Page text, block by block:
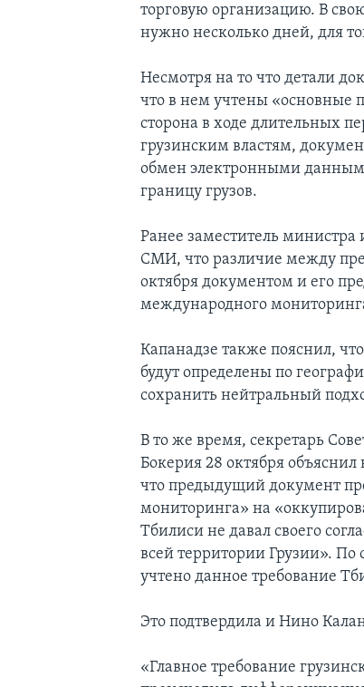
торговую организацию. В
нужно несколько дней, для
Несмотря на то что детали
что в нем учтены «основные
сторона в ходе длительных
грузинским властям,
обмен электронными
границу грузов.
Ранее заместитель министра
СМИ, что различие между
октября документом и его
международного
Капанадзе также пояснил,
будут определены по
сохранить нейтральный
В то же время, секретарь
Бокерия 28 октября
что предыдущий документ
мониторинга» на
Тбилиси не давал своего
всей территории Грузии».
учтено данное требование
Это подтвердила и Нино
«Главное требование